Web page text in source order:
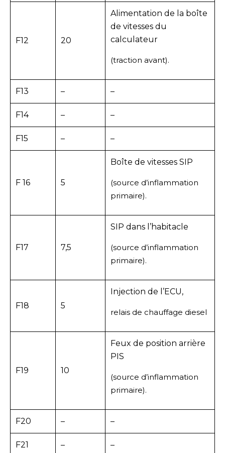
F12 20
Alimentation de la boîte
de vitesses du
calculateur
(traction avant).
F13 – –
F14 – –
F15 – –
F 16 5
Boîte de vitesses SIP
(source d’inflammation
primaire).
F17 7,5
SIP dans l’habitacle
(source d’inflammation
primaire).
F18 5
Injection de l’ECU,
relais de chauffage diesel
F19 10
Feux de position arrière
PIS
(source d’inflammation
primaire).
F20 – –
F21 – –